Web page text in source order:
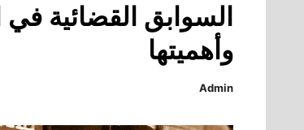
السوابق القضائية في
وأهميتها
Admin